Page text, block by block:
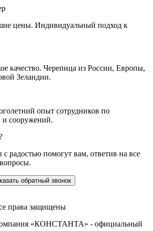
цены. Индивидуальный подход к
качество. Черепица из России, Европы,
Зеландии.
опыт сотрудников по
и сооружений.
радостью помогут вам, ответив на все
обратный звонок
права защищены
«КОНСТАНТА» - официальный